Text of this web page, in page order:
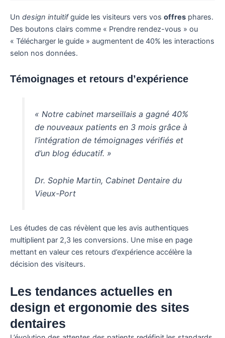
Un design intuitifguide les visiteurs vers vos offres phares.
Des boutons clairs comme « Prendre rendez-vous » ou
« Télécharger le guide » augmentent de 40% les interactions
selon nos données.
Témoignages et retours d’expérience
« Notre cabinet marseillais a gagné 40%
de nouveaux patients en 3 mois grâce à
l’intégration de témoignages vérifiés et
d’un blog éducatif. »
Dr. Sophie Martin, Cabinet Dentaire du
Vieux-Port
Les études de cas révèlent que les avis authentiques
multiplient par 2,3 les conversions. Une mise en page
mettant en valeur ces retours d’expérience accélère la
décision des visiteurs.
Les tendances actuelles en
design et ergonomie des sites
dentaires